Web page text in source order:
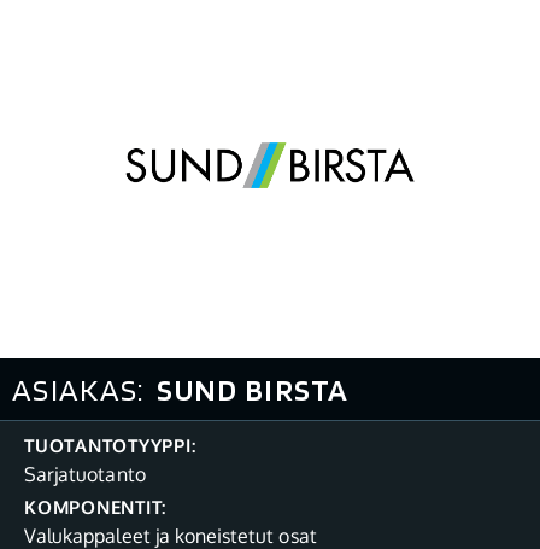
ASIAKAS: SUND BIRSTA
TUOTANTOTYYPPI:
Sarjatuotanto
KOMPONENTIT:
Valukappaleet ja koneistetut osat